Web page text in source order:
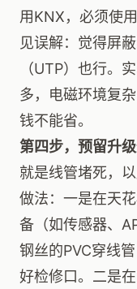
用KNX，必须使
见误解：觉得屏
（UTP）也行。
多，电磁环境复
钱不能省。
第四步，预留升级
就是线管堵死，
做法：一是在天
备（如传感器、
钢丝的PVC穿线
好检修口。二是